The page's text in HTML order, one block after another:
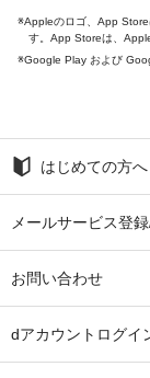
Appleのロゴ、App
す。App Storeは、
Google Play および
はじめての方へ
メールサービス登
お問い合わせ
dアカウントログイ